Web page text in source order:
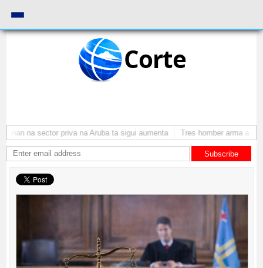
Corte
na sector priva na Aruba ta sigui aumenta Tres homber arma a
Subscribe